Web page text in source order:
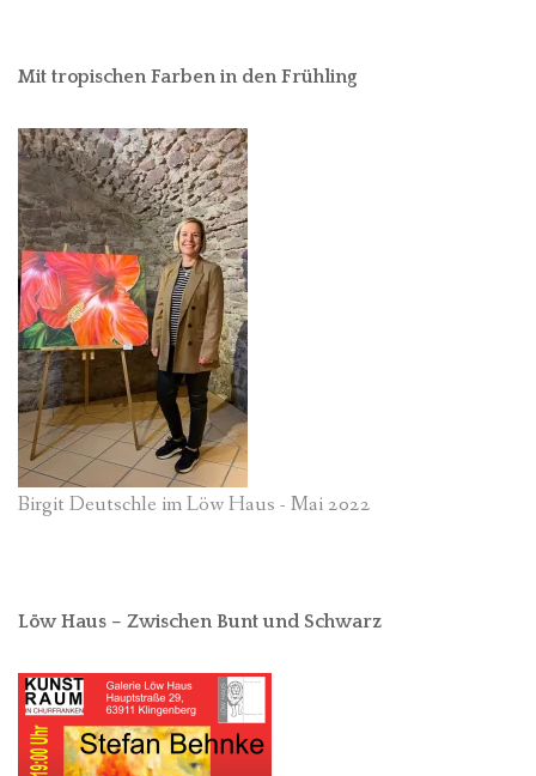
Mit tropischen Farben in den Frühling
Birgit Deutschle im Löw Haus - Mai 2022
Löw Haus – Zwischen Bunt und Schwarz